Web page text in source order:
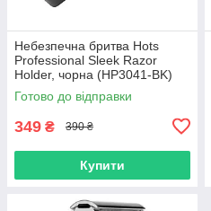
Небезпечна бритва Hots
Professional Sleek Razor
Holder, чорна (HP3041-BK)
Готово до відправки
349 ₴ 390 ₴
Купити